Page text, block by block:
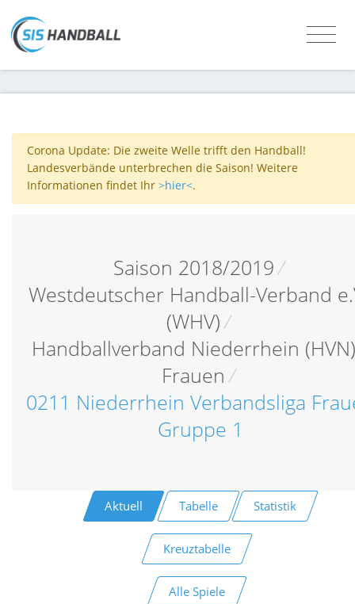
Corona Update: Die zweite Welle trifft den Handball!
Landesverbände unterbrechen die Saison! Weitere
Informationen findet Ihr >hier<.
Saison 2018/2019/
Westdeutscher Handball-Verband
(WHV)/
Handballverband Niederrhein (HVN)
Frauen /
0211 Niederrhein Verbandsliga
Gruppe 1
Aktuell Tabelle Statistik
Kreuztabelle
Alle Spiele